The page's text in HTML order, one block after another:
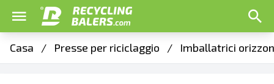
Casa / Presse per riciclaggio / Imballatrici